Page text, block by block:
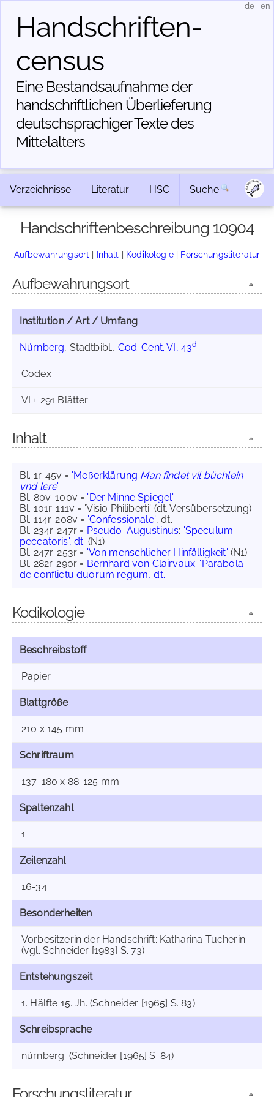
Handschriften­
census
Eine Bestandsaufnahme der
handschriftlichen Über­lieferung
deutschsprachiger Texte des
Mittelalters
de en
Verzeichnisse Literatur HSC Suche
Handschriftenbeschreibung 10904
Aufbewahrungsort | Inhalt | Kodikologie| Forschungsliteratur
Aufbewahrungsort
Institution / Art / Umfang
Nürnberg, Stadtbibl., Cod. Cent. VI, 43d
Codex
VI + 291 Blätter
Inhalt
Bl. 1r-45v = 'Meßerklärung Man findet vil büchlein
vnd lere'
Bl. 80v-100v = 'Der Minne Spiegel'
Bl. 101r-111v = 'Visio Philiberti' (dt. Versübersetzung)
Bl. 114r-208v = 'Confessionale', dt.
Bl. 234r-247r = Pseudo-Augustinus: 'Speculum
peccatoris', dt. (N1)
Bl. 247r-253r = 'Von menschlicher Hinfälligkeit' (N1)
Bl. 282r-290r = Bernhard von Clairvaux: 'Parabola
de conflictu duorum regum', dt.
Kodikologie
Beschreibstoff
Papier
Blattgröße
210 x 145 mm
Schriftraum
137-180 x 88-125 mm
Spaltenzahl
1
Zeilenzahl
16-34
Besonderheiten
Vorbesitzerin der Handschrift: Katharina Tucherin
(vgl. Schneider [1983] S. 73)
Entstehungszeit
1. Hälfte 15. Jh. (Schneider [1965] S. 83)
Schreibsprache
nürnberg. (Schneider [1965] S. 84)